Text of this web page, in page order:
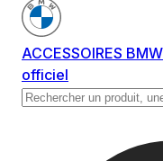
ACCESSOIRES BMW
officiel